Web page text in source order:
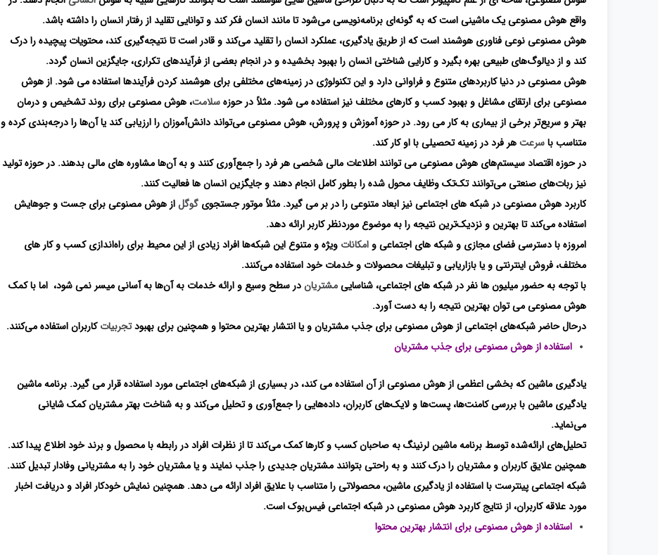
واقع هوش مصنوعی یک ماشینی است که به گونه‌ای برنامه‌نویسی می‌شود تا مانند انسان فکر کند و توانایی تقلید از رفتار انسان را داشته باشد.
هوش مصنوعی نوعی فناوری هوشمند است که از طریق یادگیری، عملکرد انسان را تقلید می‌کند و قادر است تا نتیجه‌گیری کند، محتویات پیچیده را درک
کند و از دیالوگ‌های طبیعی بهره بگیرد و کارایی شناختی انسان را بهبود بخشیده و در انجام بعضی از فرآیندهای تکراری، جایگزین انسان گردد.
هوش مصنوعی در دنیا کاربردهای متنوع و فراوانی دارد و این تکنولوژی در زمینه‌های مختلفی برای هوشمند کردن فرآیندها استفاده می شود. از هوش
مصنوعی برای ارتقای مشاغل و بهبود کسب و کارهای مختلف نیز استفاده می شود. مثلاً در حوزهسلامت، هوش مصنوعی برای روند تشخیص و درمان
بهتر و سریع‌تر برخی از بیماری به کار می رود. در حوزه آموزش و پرورش، هوش مصنوعی می‌تواند دانش‌آموزان را ارزیابی کند یا آن‌ها را درجه‌بندی کرده و
متناسب باسرعتهر فرد در زمینه تحصیلی با او کار کند.
در حوزه اقتصاد سیستم‌های هوش مصنوعی می توانند اطلاعات مالی شخصی هر فرد را جمع‌آوری کنند و به آن‌ها مشاوره های مالی بدهند. در حوزه تولید
نیز ربات‌های صنعتی می‌توانند تک‌تک وظایف محول شده را بطور کامل انجام دهند و جایگزین انسان ها فعالیت کنند.
کاربرد هوش مصنوعی در شبکه های اجتماعی نیز ابعاد متنوعی را در بر می گیرد. مثلاً موتور جستجوی گوگلاز هوش مصنوعی برای جست ‌و جوهایش
استفاده می‌کند تا بهترین و نزدیک‌ترین نتیجه را به موضوع موردنظر کاربر ارائه دهد.
امروزه با دسترسی فضای مجازی و شبکه های اجتماعی و امکانات ویژه و متنوع این شبکه‌ها افراد زیادی از این محیط برای راه‌اندازی کسب‌ و کار های
مختلف، فروش اینترنتی و یا بازاریابی و تبلیغات محصولات و خدمات خود استفاده می‌کنند.
با توجه به حضور میلیون ها نفر در شبکه های اجتماعی، شناساییمشتریاندر سطح وسیع و ارائه خدمات به آن‌ها به آسانی میسر نمی شود، اما با کمک
هوش مصنوعی می توان بهترین نتیجه را به دست آورد.
درحال حاضر شبکه‌های اجتماعی از هوش مصنوعی برای جذب مشتریان و یا انتشار بهترین محتوا و همچنین برای بهبودتجربیاتکاربران استفاده می‌کنند.
استفاده از هوش مصنوعی برای جذب مشتریان
یادگیری ماشین که بخشی اعظمی از هوش مصنوعی از آن استفاده می کند، در بسیاری از شبکه‌های اجتماعی مورد استفاده قرار می گیرد. برنامه ماشین
یادگیری ماشین با بررسی کامنت‌ها، پست‌ها و لایک‌های کاربران، داده‌هایی را جمع‌آوری و تحلیل می‌کند و به شناخت بهتر مشتریان کمک شایانی
می‌نماید.
تحلیل‌های ارائه‌شده توسط برنامه ماشین لرنینگ به صاحبان کسب و کارها کمک می‌کند تا از نظرات افراد در رابطه با محصول و برند خود اطلاع پیدا کند.
همچنین علایق کاربران و مشتریان را درک کنند و به راحتی بتوانند مشتریان جدیدی را جذب نمایند و یا مشتریان خود را به مشتریانی وفادار تبدیل کنند.
شبکه اجتماعی پینترست با استفاده از یادگیری ماشین، محصولاتی را متناسب با علایق افراد ارائه می دهد. همچنین نمایش خودکار افراد و دریافت اخبار
مورد علاقه کاربران، از نتایج کاربرد هوش مصنوعی در شبکه اجتماعی فیس‌بوک است.
استفاده از هوش مصنوعی برای انتشار بهترین محتوا